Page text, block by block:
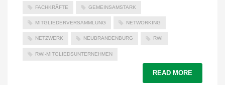
FACHKRÄFTE GEMEINSAMSTARK
MITGLIEDERVERSAMMLUNG NETWORKING
NETZWERK NEUBRANDENBURG RWI
RWI-MITGLIEDSUNTERNEHMEN
READ MORE